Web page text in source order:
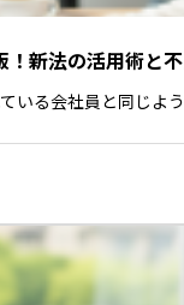
！新法の活用術と
いる会社員と同じ